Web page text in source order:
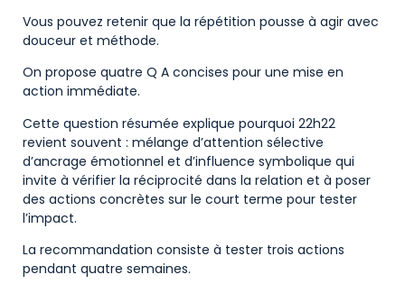
Vous pouvez retenir que la répétition pousse à agir avec
douceur et méthode.
On propose quatre Q A concises pour une mise en
action immédiate.
Cette question résumée explique pourquoi 22h22
revient souvent : mélange d’attention sélective
d’ancrage émotionnel et d’influence symbolique qui
invite à vérifier la réciprocité dans la relation et à poser
des actions concrètes sur le court terme pour tester
l’impact.
La recommandation consiste à tester trois actions
pendant quatre semaines.